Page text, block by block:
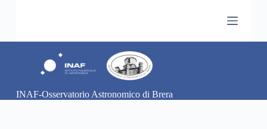
t
oINAF-Osservatorio Astronomico di Brera